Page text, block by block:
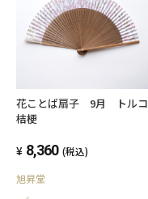
花ことば扇子 9月 トルコ
桔梗
8,360 (税込)
旭昇堂